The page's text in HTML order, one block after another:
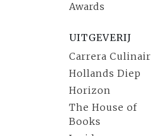
Awards
UITGEVERIJ
Carrera Culinair
Hollands Diep
Horizon
The House of
Books